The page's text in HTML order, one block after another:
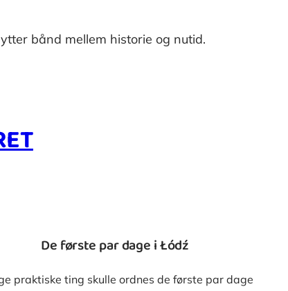
bånd mellem historie og nutid.
De første par dage i Łódź
praktiske ting skulle ordnes de første par dage